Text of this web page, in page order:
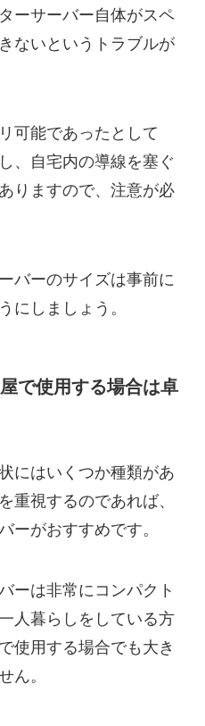
ーサーバー自体がスペ
ないというトラブルが
可能であったとして
、自宅内の導線を塞ぐ
りますので、注意が必
バーのサイズは事前に
にしましょう。
で使用する場合は卓
にはいくつか種類があ
重視するのであれば、
ーがおすすめです。
ーは非常にコンパクト
人暮らしをしている方
使用する場合でも大き
ん。